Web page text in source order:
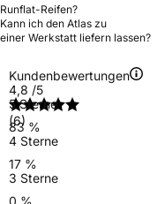
Runflat-Reifen?
Kann ich den Atlas zu
einer Werkstatt liefern lassen?
Kundenbewertungen
4,8 /5
(6)
5 Sterne
83 %
4 Sterne
17 %
3 Sterne
0 %